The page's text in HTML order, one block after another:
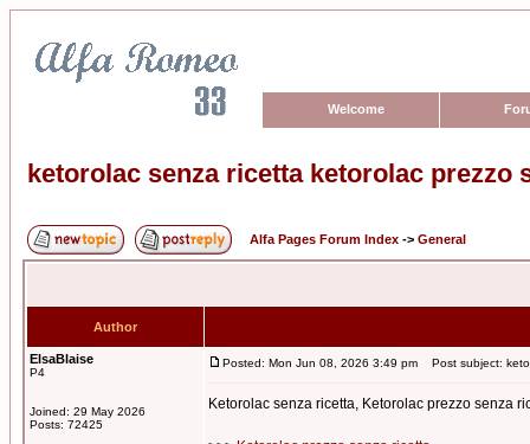
Welcome
ketorolac senza ricetta ketorolac prezzo
Alfa Pages Forum Index -> General
Author
ElsaBlaise
P4
Joined: 29 May 2026
Posts: 72425
Posted: Mon Jun 08, 2026 3:49 pm Post subject:
Ketorolac senza ricetta, Ketorolac prezzo senza